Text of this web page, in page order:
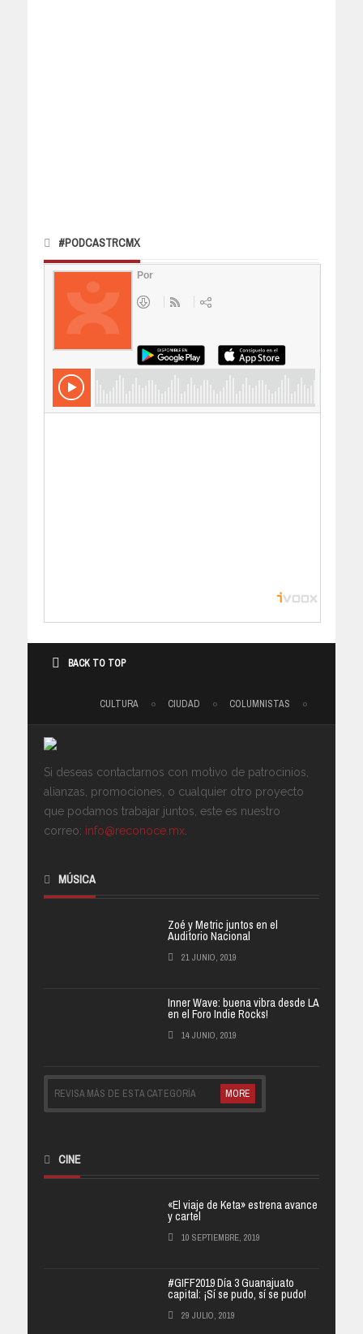
#PODCASTRCMX
BACK TO TOP
CULTURA CIUDAD COLUMNISTAS
Si deseas contactarnos con motivo de patrocinios,
alianzas, promociones, o cualquier otro proyecto
que podamos trabajar juntos, este es nuestro
correo: info@reconoce.mx
MÚSICA
Zoé y Metric juntos en el
Auditorio Nacional
21 JUNIO, 2019
Inner Wave: buena vibra desde LA
en el Foro Indie Rocks!
14 JUNIO, 2019
REVISA MÁS DE ESTA CATEGORÍA MORE
CINE
«El viaje de Keta» estrena avance
y cartel
10 SEPTIEMBRE, 2019
#GIFF2019 Día 3 Guanajuato
capital: ¡Sí se pudo, sí se pudo!
29 JULIO, 2019